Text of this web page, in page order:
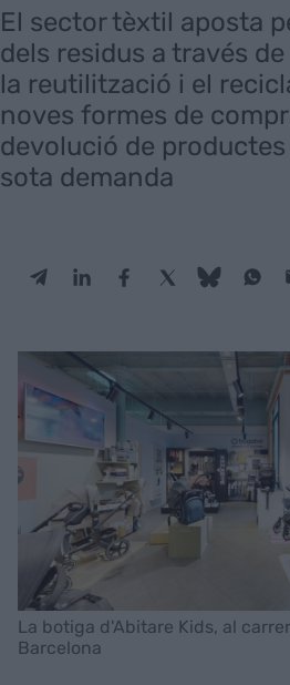
El sector tèxtil aposta
dels residus a través
la reutilització i el
noves formes de
devolució de
sota demanda
La botiga d'Abitare Kids, al
Barcelona